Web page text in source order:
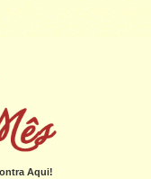
Aqui!